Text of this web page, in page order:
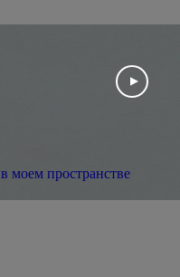
моем пространстве